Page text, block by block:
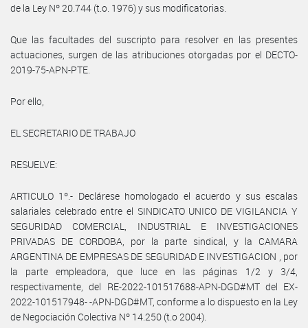
de la Ley Nº 20.744 (t.o. 1976) y sus modificatorias.
Que las facultades del suscripto para resolver en las presentes
actuaciones, surgen de las atribuciones otorgadas por el DECTO-
2019-75-APN-PTE.
Por ello,
EL SECRETARIO DE TRABAJO
RESUELVE:
ARTICULO 1º.- Declárese homologado el acuerdo y sus escalas
salariales celebrado entre el SINDICATO UNICO DE VIGILANCIA Y
SEGURIDAD COMERCIAL, INDUSTRIAL E INVESTIGACIONES
PRIVADAS DE CORDOBA, por la parte sindical, y la CAMARA
ARGENTINA DE EMPRESAS DE SEGURIDAD E INVESTIGACION , por
la parte empleadora, que luce en las páginas 1/2 y 3/4,
respectivamente, del RE-2022-101517688-APN-DGD#MT del EX-
2022-101517948- -APN-DGD#MT, conforme a lo dispuesto en la Ley
de Negociación Colectiva Nº 14.250 (t.o 2004).